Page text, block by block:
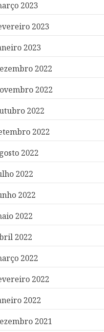
2023
2023
2023
2022
2022
2022
2022
2022
2022
2022
2022
2022
2022
2022
2022
2021